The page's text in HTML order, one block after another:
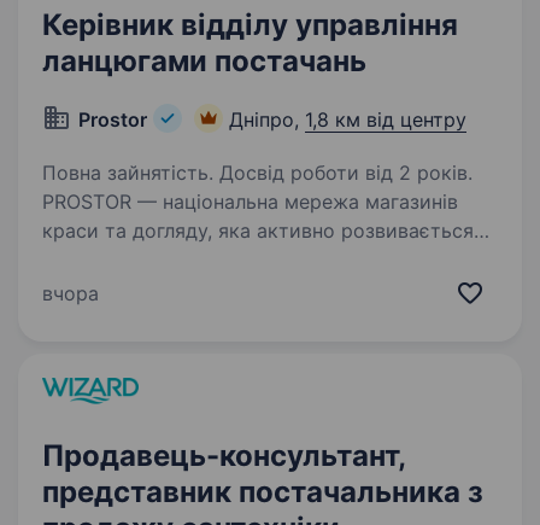
Керівник відділу управління
ланцюгами постачань
Prostor Дніпро, 1,8 км від центру
Повна зайнятість. Досвід роботи від 2 років.
PROSTOR — національна мережа магазинів
краси та догляду, яка активно розвивається
відділу управління ланцюгами постачань.
вчора
Продавець-консультант,
представник постачальника з